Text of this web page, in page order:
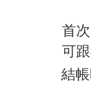
首
可
結